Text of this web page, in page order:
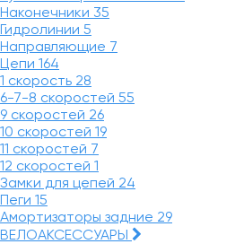
Наконечники 35
Гидролинии 5
Направляющие 7
Цепи 164
1 скорость 28
6-7-8 скоростей 55
9 скоростей 26
10 скоростей 19
11 скоростей 7
12 скоростей 1
Замки для цепей 24
Пеги 15
Амортизаторы задние 29
ВЕЛОАКСЕССУАРЫ